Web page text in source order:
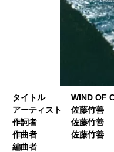
タイトル
WIND OF
アーティスト
佐藤竹善
作詞者
佐藤竹善
作曲者
佐藤竹善
編曲者